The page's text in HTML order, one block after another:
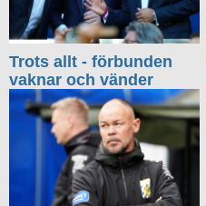
Trots allt - förbunden
vaknar och vänder